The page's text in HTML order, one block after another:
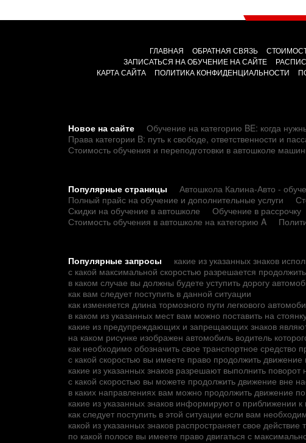
ГЛАВНАЯ ОБРАТНАЯ СВЯЗЬ
ЗАПИСАТЬСЯ НА ОБУЧЕНИЕ НА САЙТЕ
КАРТА САЙТА
ПОЛИТИКА КОНФИДЕНЦИАЛЬНОСТИ
Новое на сайте Обучение на категорию BE: когда
Права категории B: путь к свободе, ответственности и
Стоимость обучения и переподготовки в автошколе
Популярные страницы
Автошкола Калина-Авто -
Полный прайс на обучение и дополнительные услуги
Скидки на обучение в автошколе
Обучение в рассрочку
Стоимость обучения в автошколе на категорию A
Популярные запросы
какие из указанных знаков
с какой максимальной скоростью разрешается
в каком случае вы должны будете уступить дорогу
как вам следует поступить в данной ситуации
как изменяется длина тормозного пути легкового
в каком из указанных мест вам можно поставить на
какие из предупреждающих и запрещающих знаков
на каком рисунке изображен автомобиль водитель
как необходимо обозначить свое транспортное
с какой скоростью вы имеете право продолжить
какие из указанных знаков разрешают выполнить поворот
с какой скоростью вы можете продолжить движение вне
в каких направлениях вам можно продолжить движение
какие из указанных знаков информируют о приближении
как следует поступить в этой ситуации если вам
какой из указанных знаков распространяет свое
по какой полосе вы имеете право двигаться с